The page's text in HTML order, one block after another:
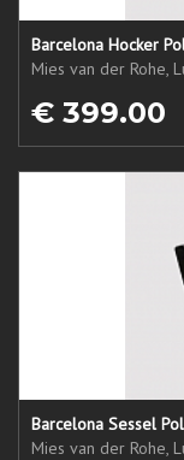
Barcelona Hocker
Mies van der Rohe,
€ 399.00
Barcelona Sessel
Mies van der Rohe,